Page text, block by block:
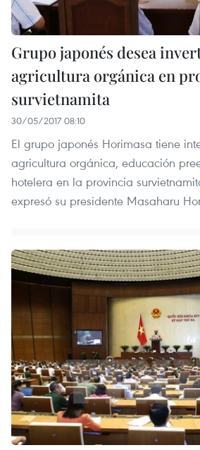
Grupo japonés desea
agricultura orgánica en
survietnamita
30/05/2017 08:10
El grupo japonés Horimasa tiene
agricultura orgánica, educación
hotelera en la provincia
expresó su presidente Masaharu